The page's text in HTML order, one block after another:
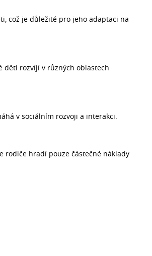
což je důležité pro jeho adaptaci na
děti rozvíjí v různých oblastech
v sociálním rozvoji a interakci.
rodiče hradí pouze částečné náklady